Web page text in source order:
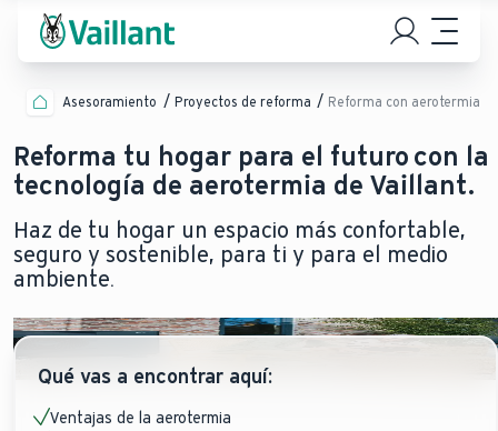
Asesoramiento Proyectos de reforma Reforma con aerotermia
Reforma tu hogar para el futuro con la
tecnología de aerotermia de Vaillant.
Haz de tu hogar un espacio más confortable,
seguro y sostenible, para ti y para el medio
ambiente.
Qué vas a encontrar aquí:
Ventajas de la aerotermia